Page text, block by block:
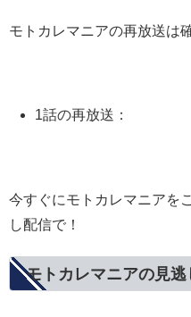
モトカレマニアの再放送は
1話の再放送：
今すぐにモトカレマニアを
し配信で！
モトカレマニアの見逃